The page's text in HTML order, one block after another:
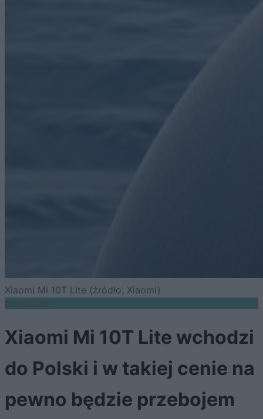
Xiaomi Mi 10T Lite (źródło: Xiaomi)
Xiaomi Mi 10T Lite wchodzi
do Polski i w takiej cenie na
pewno będzie przebojem